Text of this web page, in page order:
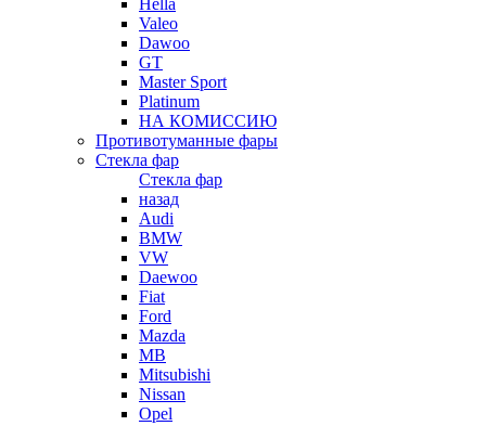
Hella
Valeo
Dawoo
GT
Master Sport
Platinum
НА КОМИССИЮ
Противотуманные фары
Стекла фар
Стекла фар
назад
Audi
BMW
VW
Daewoo
Fiat
Ford
Mazda
MB
Mitsubishi
Nissan
Opel